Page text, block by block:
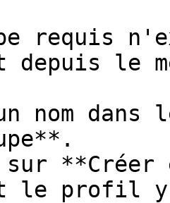
requis
depuis le
nom dans
**Créer
le profil y